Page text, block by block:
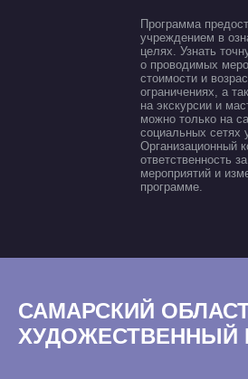
Программа
учреждением в
целях. Узнать
о проводимых
стоимости и
ограничениях, а
на экскурсии и
можно только на
социальных сетях
Организационный
ответственность
мероприятий и
программе.
САМАРСКИЙ
ХУДОЖЕСТВЕННЫЙ